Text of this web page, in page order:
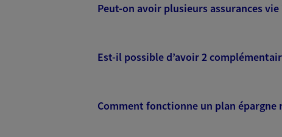
Peut-on avoir plusieurs assurances vie
Est-il possible d’avoir 2
Comment fonctionne un plan épargne